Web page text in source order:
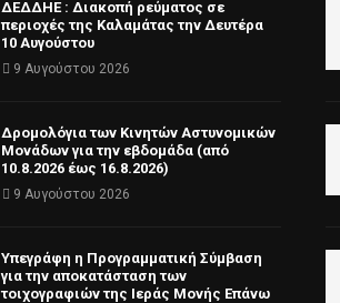
ΔΕΔΔΗΕ : Διακοπή ρεύματος σε
περιοχές της Καλαμάτας την Δευτέρα
10 Αυγούστου
9 Αυγούστου 2026
Δρομολόγια των Κινητών Αστυνομικών
Μονάδων για την εβδομάδα (από
10.8.2026 έως 16.8.2026)
9 Αυγούστου 2026
Υπεγράφη η Προγραμματική Σύμβαση
για την αποκατάσταση των
τοιχογραφιών της Ιεράς Μονής Επάνω